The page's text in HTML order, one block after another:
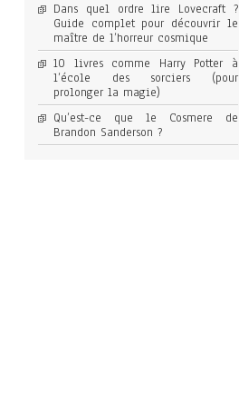
Dans quel ordre lire Lovecraft ?
Guide complet pour découvrir le
maître de l’horreur cosmique
10 livres comme Harry Potter à
l’école des sorciers (pour
prolonger la magie)
Qu’est-ce que le Cosmere de
Brandon Sanderson ?